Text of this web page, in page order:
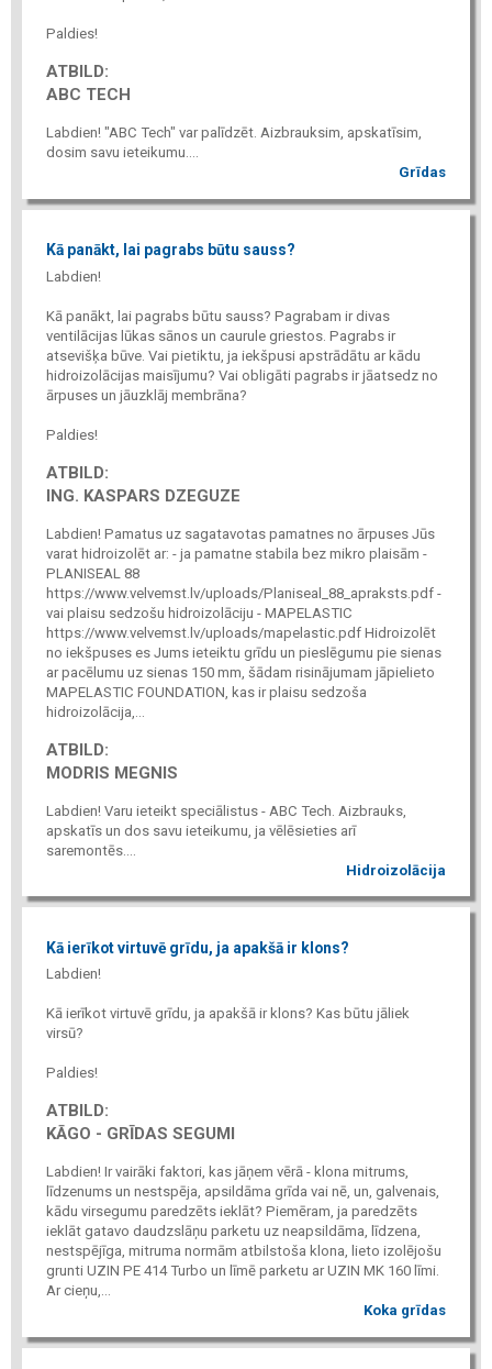
Paldies!
ATBILD:
ABC TECH
Labdien! "ABC Tech" var palīdzēt. Aizbrauksim, apskatīsim,
dosim savu ieteikumu....
Grīdas
Kā panākt, lai pagrabs būtu sauss?
Labdien!
Kā panākt, lai pagrabs būtu sauss? Pagrabam ir divas
ventilācijas lūkas sānos un caurule griestos. Pagrabs ir
atsevišķa būve. Vai pietiktu, ja iekšpusi apstrādātu ar kādu
hidroizolācijas maisījumu? Vai obligāti pagrabs ir jāatsedz no
ārpuses un jāuzklāj membrāna?
Paldies!
ATBILD:
ING. KASPARS DZEGUZE
Labdien! Pamatus uz sagatavotas pamatnes no ārpuses Jūs
varat hidroizolēt ar: - ja pamatne stabila bez mikro plaisām -
PLANISEAL 88
https://www.velvemst.lv/uploads/Planiseal_88_apraksts.pdf -
vai plaisu sedzošu hidroizolāciju - MAPELASTIC
https://www.velvemst.lv/uploads/mapelastic.pdf Hidroizolēt
no iekšpuses es Jums ieteiktu grīdu un pieslēgumu pie sienas
ar pacēlumu uz sienas 150 mm, šādam risinājumam jāpielieto
MAPELASTIC FOUNDATION, kas ir plaisu sedzoša
hidroizolācija,...
ATBILD:
MODRIS MEGNIS
Labdien! Varu ieteikt speciālistus - ABC Tech. Aizbrauks,
apskatīs un dos savu ieteikumu, ja vēlēsieties arī
saremontēs....
Hidroizolācija
Kā ierīkot virtuvē grīdu, ja apakšā ir klons?
Labdien!
Kā ierīkot virtuvē grīdu, ja apakšā ir klons? Kas būtu jāliek
virsū?
Paldies!
ATBILD:
KĀGO - GRĪDAS SEGUMI
Labdien! Ir vairāki faktori, kas jāņem vērā - klona mitrums,
līdzenums un nestspēja, apsildāma grīda vai nē, un, galvenais,
kādu virsegumu paredzēts ieklāt? Piemēram, ja paredzēts
ieklāt gatavo daudzslāņu parketu uz neapsildāma, līdzena,
nestspējīga, mitruma normām atbilstoša klona, lieto izolējošu
grunti UZIN PE 414 Turbo un līmē parketu ar UZIN MK 160 līmi.
Ar cieņu,...
Koka grīdas